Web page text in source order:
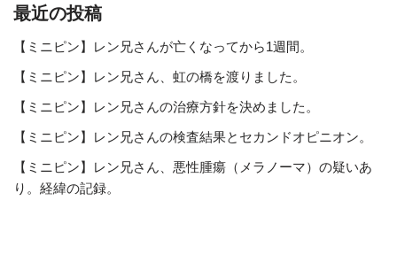
最近の投稿
【ミニピン】レン兄さんが亡くなってから1週間。
【ミニピン】レン兄さん、虹の橋を渡りました。
【ミニピン】レン兄さんの治療方針を決めました。
【ミニピン】レン兄さんの検査結果とセカンドオピニオン。
【ミニピン】レン兄さん、悪性腫瘍（メラノーマ）の疑いあ
り。経緯の記録。